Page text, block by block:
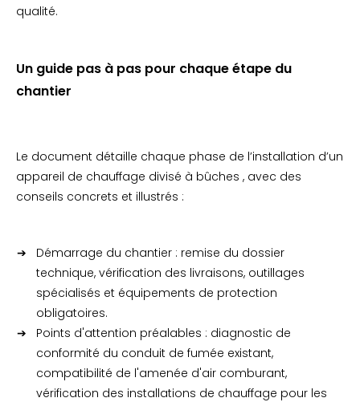
qualité.
Un guide pas à pas pour chaque étape du
chantier
Le document détaille chaque phase de l’installation d’un
appareil de chauffage divisé à bûches , avec des
conseils concrets et illustrés :
Démarrage du chantier : remise du dossier
technique, vérification des livraisons, outillages
spécialisés et équipements de protection
obligatoires.
Points d'attention préalables : diagnostic de
conformité du conduit de fumée existant,
compatibilité de l'amenée d'air comburant,
vérification des installations de chauffage pour les